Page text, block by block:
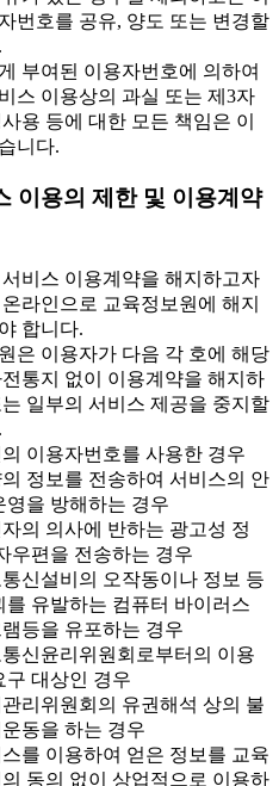
번호를 공유, 양도 또는 변경할
부여된 이용자번호에 의하여
스 이용상의 과실 또는 제3자
용 등에 대한 모든 책임은 이
니다.
이용의 제한 및 이용계약
비스 이용계약을 해지하고자
라인으로 교육정보원에 해지
합니다.
은 이용자가 다음 각 호에 해당
통지 없이 이용계약을 해지하
일부의 서비스 제공을 중지할
의 이용자번호를 사용한 경우
의 정보를 전송하여 서비스의 안
영을 방해하는 경우
의 의사에 반하는 광고성 정
우편을 전송하는 경우
신설비의 오작동이나 정보 등
를 유발하는 컴퓨터 바이러스
등을 유포하는 경우
통신윤리위원회로부터의 이용
구 대상인 경우
리위원회의 유권해석 상의 불
동을 하는 경우
스를 이용하여 얻은 정보를 교육
동의 없이 상업적으로 이용하